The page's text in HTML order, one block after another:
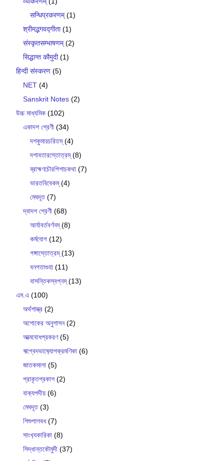
सन्धिप्रकरणम्(1)
श्रीमद्भगवद्गीता(1)
संस्कृतसम्भाषणम्(2)
सिद्धान्त कौमुदी(1)
हिन्दी संस्करण (5)
NET (4)
Sanskrit Notes (2)
উচ্চ মাধ্যমিক (102)
একাদশ শ্রেণী (34)
দশকুমারচরিতম্(4)
দশাবতারস্তোত্রম্(8)
ব্রাহ্মণচৌরপিশাচকথা (7)
ভারতবিবেকম্(4)
মেঘদূত(7)
দ্বাদশ শ্রেণী (68)
আর্যাবর্তবর্ণনম্(8)
কর্মযোগ (12)
গঙ্গাস্তোত্রম্(13)
বনগতাগুহা (11)
বাসন্তিকস্বপ্নম্(13)
এম.এ (100)
অর্থশাস্ত্র (2)
অশোকের অনুশাসন(2)
আত্মবোধপ্রকরণ(5)
ঋগ্বেদভাষ‍্যোপক্রমণিকা (6)
জাতকমালা (5)
প্রাকৃতপ্রকাশ(2)
বাক‍্যপদীয় (6)
মেঘদূত(3)
শিশুপালবধ(7)
সাংখ‍্যকারিকা (8)
সিদ্ধান্তকৌমুদী (37)